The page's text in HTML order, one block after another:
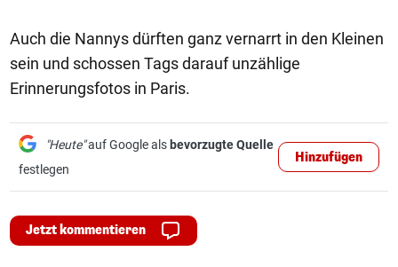
Auch die Nannys dürften ganz vernarrt in den Kleinen
sein und schossen Tags darauf unzählige
Erinnerungsfotos in Paris.
"Heute"auf Google als bevorzugte Quelle
festlegen
Hinzufügen
Jetzt kommentieren